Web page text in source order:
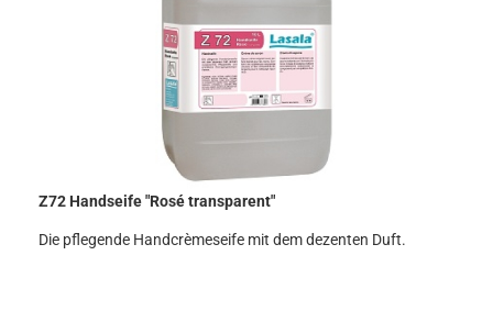
Z72 Handseife "Rosé transparent"
Die pflegende Handcrèmeseife mit dem dezenten Duft.